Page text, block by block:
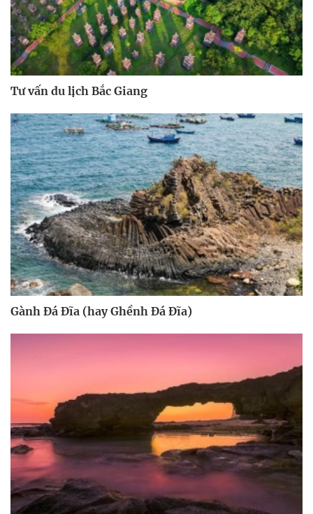
Tư vấn du lịch Bắc Giang
Gành Đá Đĩa (hay Ghềnh Đá Đĩa)